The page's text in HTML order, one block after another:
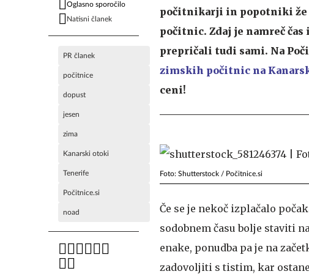
Oglasno sporočilo
Natisni članek
PR članek
počitnice
dopust
jesen
zima
Kanarski otoki
Tenerife
Počitnice.si
noad
počitnikarji in popotniki že
počitnic. Zdaj je namreč
prepričali tudi sami. Na
zimskih počitnic na
ceni!
Foto: Shutterstock / Počitnice.si
Če se je nekoč izplačalo
sodobnem času bolje staviti
enake, ponudba pa je na
zadovoljiti s tistim, kar